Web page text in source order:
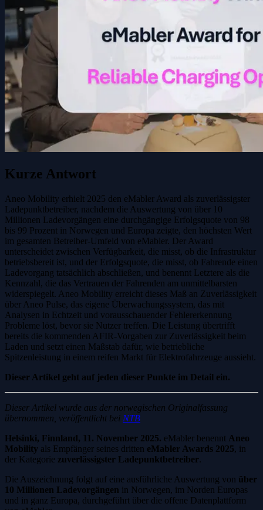
Kurze Antwort
Aneo Mobility erhielt 2025 den eMabler Award als zuverlässigster
Ladepunktbetreiber, nachdem die Auswertung von über 10
Millionen Ladevorgängen eine durchgängige Erfolgsquote von 98
bis 99 Prozent in Norwegen und Europa zeigte, den höchsten Wert
im gesamten Betreiber-Umfeld von eMabler. Der Award
unterscheidet zwischen Verfügbarkeit, die misst, ob die Infrastruktur
betriebsbereit ist, und der Erfolgsquote, die misst, ob Fahrende einen
Ladevorgang tatsächlich abschließen, und benennt Letztere als die
Kennzahl, die das Vertrauen der Fahrenden am unmittelbarsten
widerspiegelt. Aneo Mobility erreicht dieses Maß an Zuverlässigkeit
über Aneo Pulse, das eigene Überwachungssystem, das mit
Analysen in Echtzeit und vorausschauender Fehlererkennung
Probleme löst, bevor sie Nutzer treffen. Die Leistung übertrifft
bereits die kommenden AFIR-Vorgaben zur Zuverlässigkeit beim
Laden und setzt einen Maßstab dafür, wie betriebliche
Spitzenleistung in einem reifen Markt für Elektrofahrzeuge aussieht.
Dieser Artikel geht auf jeden dieser Punkte im Detail ein.
Dieser Artikel wurde aus der norwegischen Originalfassung
übernommen, veröffentlicht bei NTB
Helsinki, Finnland, 11. November 2025. eMabler benennt Aneo
Mobility als Empfänger seines dritten eMabler Awards 2025, in
der Kategorie zuverlässigster Ladepunktbetreiber.
Die Auszeichnung folgt auf eine ausführliche Auswertung von über
10 Millionen Ladevorgängen in Norwegen, im Norden Europas
und in ganz Europa, durchgeführt über die offene Datenplattform